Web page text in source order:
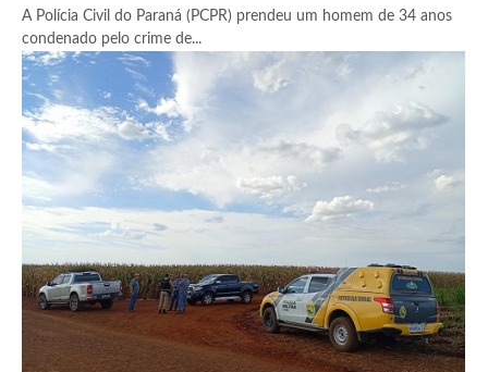
A Polícia Civil do Paraná (PCPR) prendeu um homem de 34 anos
condenado pelo crime de...